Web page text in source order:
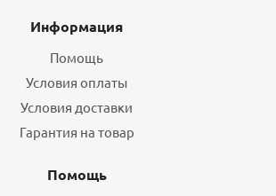
Информация
Помощь
Условия оплаты
Условия доставки
Гарантия на товар
Помощь